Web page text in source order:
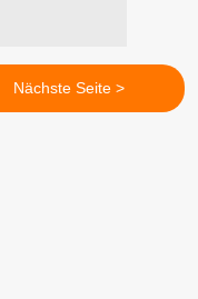
Nächste Seite >